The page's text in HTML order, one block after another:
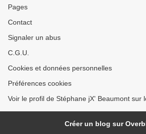
Pages
Contact
Signaler un abus
C.G.U.
Cookies et données personnelles
Préférences cookies
Voir le profil de Stéphane jX' Beaumont sur
Créer un blog sur